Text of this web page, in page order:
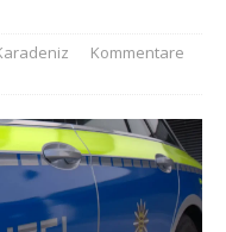
Kommentare